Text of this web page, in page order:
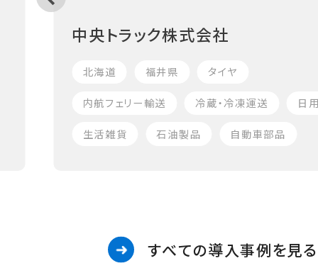
中央トラック株式会社
北海道 福井県 タイヤ
内航フェリー輸送 冷蔵・冷凍運送 日
生活雑貨 石油製品 自動車部品
すべての導入事例を見る